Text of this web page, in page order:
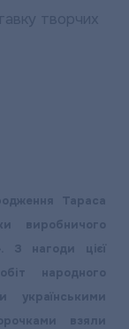
Тараса
виробничого
З нагоди цієї
народного
взяли